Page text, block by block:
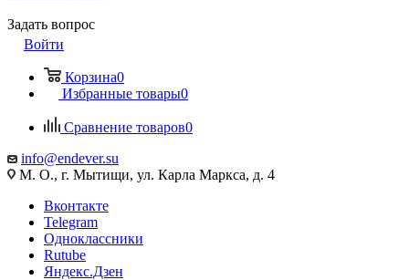
Задать вопрос
Войти
Корзина0
Избранные товары0
Сравнение товаров0
info@endever.su
М. О., г. Мытищи, ул. Карла Маркса, д. 4
Вконтакте
Telegram
Одноклассники
Rutube
Яндекс.Дзен